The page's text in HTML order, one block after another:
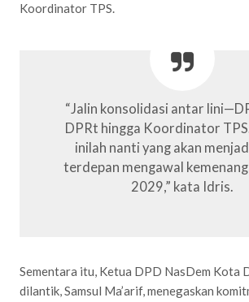
Koordinator TPS.
“Jalin konsolidasi antar
DPRt hingga Koordinator
inilah nanti yang akan
terdepan mengawal
2029,” kata Idris.
Sementara itu, Ketua DPD NasDem Kota
dilantik, Samsul Ma’arif, menegaskan